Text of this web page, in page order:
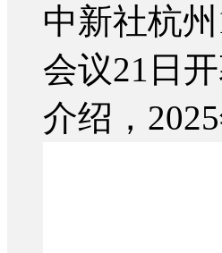
中新社杭
会议21日
介绍，